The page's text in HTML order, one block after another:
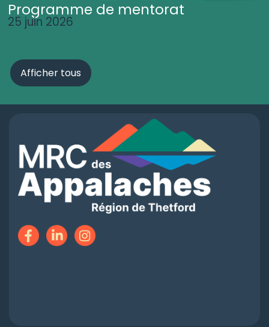
Programme de mentorat
25 juin 2026
Afficher tous